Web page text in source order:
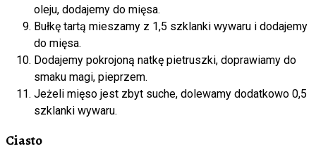
oleju, dodajemy do mięsa.
Bułkę tartą mieszamy z 1,5 szklanki wywaru i dodajemy
do mięsa.
Dodajemy pokrojoną natkę pietruszki, doprawiamy do
smaku magi, pieprzem.
Jeżeli mięso jest zbyt suche, dolewamy dodatkowo 0,5
szklanki wywaru.
Ciasto